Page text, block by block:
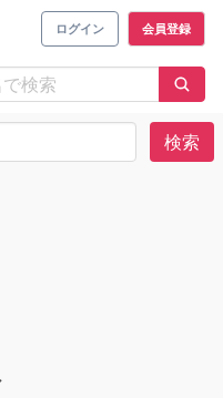
ログイン 会員登録
検索